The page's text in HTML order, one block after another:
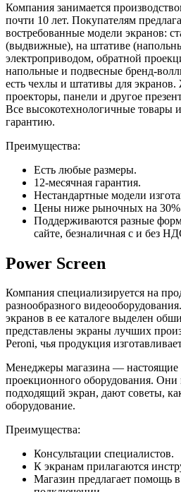
Компания занимается
почти 10 лет. Покупателям
востребованные модели экранов:
(выдвижные), на штативе
электроприводом, обратной
напольные и подвесные бренд-
есть чехлы и штативы для
проекторы, панели и другое
Все высокотехнологичные
гарантию.
Преимущества:
Есть любые размеры.
12-месячная гарантия.
Нестандартные модели
Цены ниже рыночных на
Поддерживаются разные
сайте, безналичная с и без
Power Screen
Компания специализируется на
разнообразного
экранов в ее каталоге выделен
представлены экраны лучших
Peroni, чья продукция
Менеджеры магазина — настоящие
проекционного оборудования. Они
подходящий экран, дают советы,
оборудование.
Преимущества:
Консультации специалистов.
К экранам прилагаются
Магазин предлагает помощь